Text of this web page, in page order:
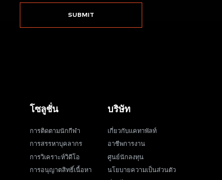
โซลูชั่น
การติดตามนักกีฬา
การสรรหาบุคลากร
การวิเคราะห์วิดีโอ
การอนุญาตสิทธิ์เนื้อหา
บริษัท
เกี่ยวกับแคทาพัลท์
อาชีพการงาน
ศูนย์นักลงทุน
นโยบายความเป็นส่วนตัว